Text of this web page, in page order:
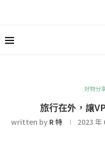
好物分
旅行在外，讓
written by R 特 2023 年